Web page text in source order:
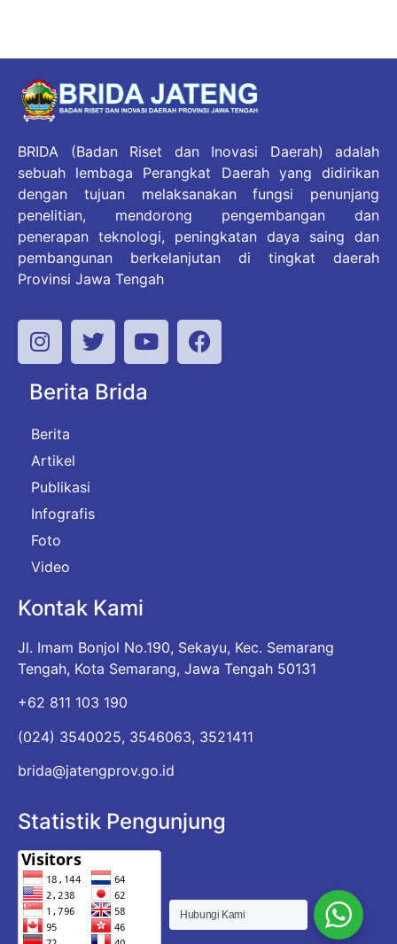
BRIDA (Badan Riset dan Inovasi Daerah) adalah
sebuah lembaga Perangkat Daerah yang didirikan
dengan tujuan melaksanakan fungsi penunjang
penelitian, mendorong pengembangan dan
penerapan teknologi, peningkatan daya saing dan
pembangunan berkelanjutan di tingkat daerah
Provinsi Jawa Tengah
Berita Brida
Berita
Artikel
Publikasi
Infografis
Foto
Video
Kontak Kami
Jl. Imam Bonjol No.190, Sekayu, Kec. Semarang
Tengah, Kota Semarang, Jawa Tengah 50131
+62 811 103 190
(024) 3540025, 3546063, 3521411
brida@jatengprov.go.id
Statistik Pengunjung
Hubungi Kami